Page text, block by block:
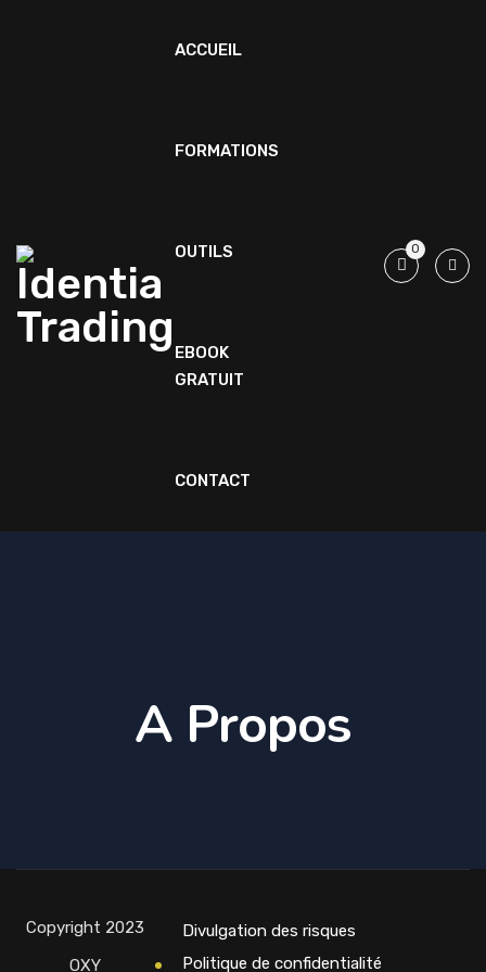
ACCUEIL
FORMATIONS
OUTILS
EBOOK
GRATUIT
CONTACT
0
A Propos
Copyright 2023
OXY
Divulgation des risques
Politique de confidentialité